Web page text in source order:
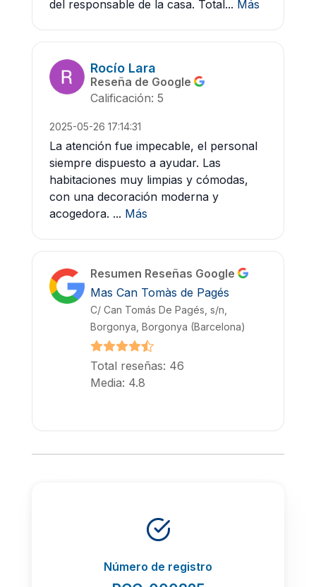
del responsable de la casa. Total... Más
Rocío Lara
Reseña de Google
Calificación: 5
2025-05-26 17:14:31
La atención fue impecable, el personal
siempre dispuesto a ayudar. Las
habitaciones muy limpias y cómodas,
con una decoración moderna y
acogedora. ... Más
Resumen Reseñas Google
Mas Can Tomàs de Pagés
C/ Can Tomás De Pagés, s/n,
Borgonya, Borgonya (Barcelona)
Total reseñas: 46
Media: 4.8
Número de registro